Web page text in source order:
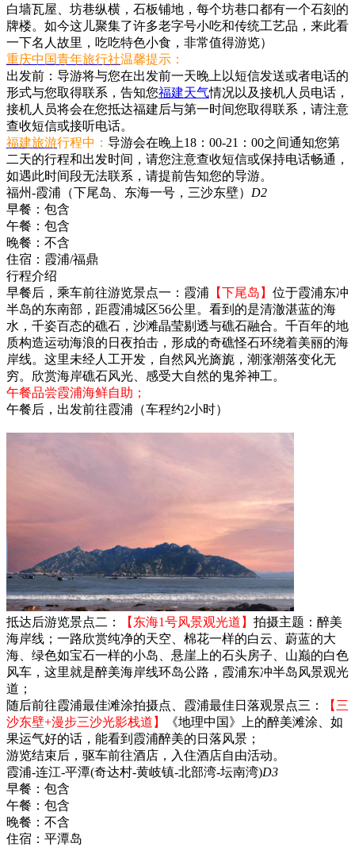
白墙瓦屋、坊巷纵横，石板铺地，每个坊巷口都有一个石刻的
牌楼。如今这儿聚集了许多老字号小吃和传统工艺品，来此看
一下名人故里，吃吃特色小食，非常值得游览）
重庆中国青年旅行社温馨提示：
出发前：导游将与您在出发前一天晚上以短信发送或者电话的
形式与您取得联系，告知您福建天气情况以及接机人员电话，
接机人员将会在您抵达福建后与第一时间您取得联系，请注意
查收短信或接听电话。
福建旅游行程中： 导游会在晚上18：00-21：00之间通知您第
二天的行程和出发时间，请您注意查收短信或保持电话畅通，
如遇此时间段无法联系，请提前告知您的导游。
福州-霞浦（下尾岛、东海一号，三沙东壁） D2
早餐： 包含
午餐： 包含
晚餐： 不含
住宿： 霞浦/福鼎
行程介绍
早餐后，乘车前往游览景点一：霞浦 【下尾岛】 位于霞浦东冲
半岛的东南部，距霞浦城区56公里。看到的是清澈湛蓝的海
水，千姿百态的礁石，沙滩晶莹剔透与礁石融合。千百年的地
质构造运动海浪的日夜拍击，形成的奇礁怪石环绕着美丽的海
岸线。这里未经人工开发，自然风光旖旎，潮涨潮落变化无
穷。欣赏海岸礁石风光、感受大自然的鬼斧神工。
午餐品尝霞浦海鲜自助；
午餐后，出发前往霞浦（车程约2小时）
抵达后游览景点二： 【东海1号风景观光道】 拍摄主题：醉美
海岸线；一路欣赏纯净的天空、棉花一样的白云、蔚蓝的大
海、绿色如宝石一样的小岛、悬崖上的石头房子、山巅的白色
风车，这里就是醉美海岸线环岛公路，霞浦东冲半岛风景观光
道；
随后前往霞浦最佳滩涂拍摄点、霞浦最佳日落观景点三：
【三
沙东壁+漫步三沙光影栈道】
《地理中国》上的醉美滩涂、如
果运气好的话，能看到霞浦醉美的日落风景；
游览结束后，驱车前往酒店，入住酒店自由活动。
霞浦-连江-平潭(奇达村-黄岐镇-北部湾-坛南湾)D3
早餐： 包含
午餐： 包含
晚餐： 不含
住宿： 平潭岛